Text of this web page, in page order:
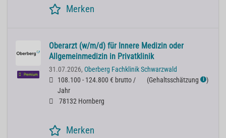
Merken
Premium
Oberarzt (w/m/d) für Innere Medizin oder
Allgemeinmedizin in Privatklinik
31.07.2026, Oberberg Fachklinik Schwarzwald
108.100 - 124.800 € brutto /
Jahr
(Gehaltsschätzung ℹ )
78132 Hornberg
Merken